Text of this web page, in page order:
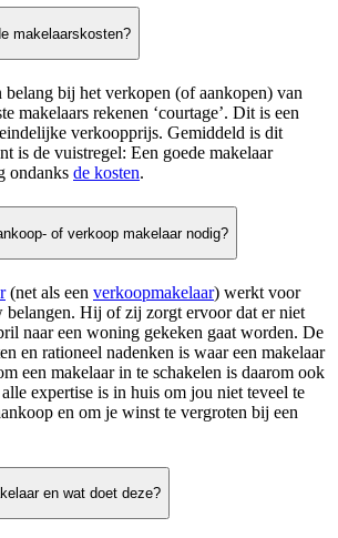
makelaarskosten?
bij het verkopen (of aankopen) van
makelaars rekenen ‘courtage’. Dit is een
verkoopprijs. Gemiddeld is dit
is de vuistregel: Een goede makelaar
ondanks de kosten.
of verkoop makelaar nodig?
(net als een verkoopmakelaar) werkt voor
belangen. Hij of zij zorgt ervoor dat er niet
naar een woning gekeken gaat worden. De
en rationeel nadenken is waar een makelaar
een makelaar in te schakelen is daarom ook
expertise is in huis om jou niet teveel te
en om je winst te vergroten bij een
en wat doet deze?